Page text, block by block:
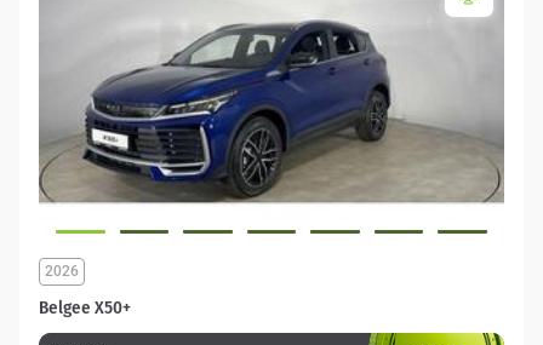
Belgee X50+
2026